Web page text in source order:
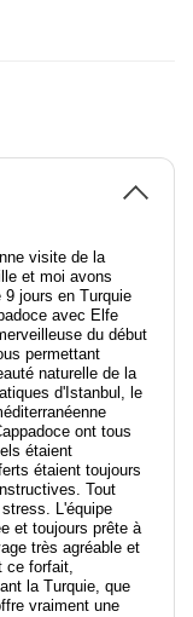
visite de la
et moi avons
jours en Turquie
avec Elfe
du début
permettant
naturelle de la
d'Istanbul, le
ont tous
étaient
étaient toujours
Tout
L'équipe
et toujours prête à
très agréable et
ce forfait,
la Turquie, que
vraiment une